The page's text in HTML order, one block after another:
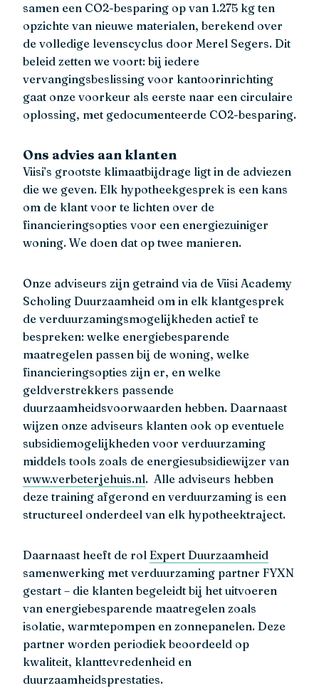
samen een CO2-besparing op van 1.275 kg ten
opzichte van nieuwe materialen, berekend over
de volledige levenscyclus door Merel Segers. Dit
beleid zetten we voort: bij iedere
vervangingsbeslissing voor kantoorinrichting
gaat onze voorkeur als eerste naar een circulaire
oplossing, met gedocumenteerde CO2-besparing.
Ons advies aan klanten
Viisi’s grootste klimaatbijdrage ligt in de adviezen
die we geven. Elk hypotheekgesprek is een kans
om de klant voor te lichten over de
financieringsopties voor een energiezuiniger
woning. We doen dat op twee manieren.
Onze adviseurs zijn getraind via de Viisi Academy
Scholing Duurzaamheid om in elk klantgesprek
de verduurzamingsmogelijkheden actief te
bespreken: welke energiebesparende
maatregelen passen bij de woning, welke
financieringsopties zijn er, en welke
geldverstrekkers passende
duurzaamheidsvoorwaarden hebben. Daarnaast
wijzen onze adviseurs klanten ook op eventuele
subsidiemogelijkheden voor verduurzaming
middels tools zoals de energiesubsidiewijzer van
www.verbeterjehuis.nl. Alle adviseurs hebben
deze training afgerond en verduurzaming is een
structureel onderdeel van elk hypotheektraject.
Daarnaast heeft de rol Expert Duurzaamheid
samenwerking met verduurzaming partner FYXN
gestart – die klanten begeleidt bij het uitvoeren
van energiebesparende maatregelen zoals
isolatie, warmtepompen en zonnepanelen. Deze
partner worden periodiek beoordeeld op
kwaliteit, klanttevredenheid en
duurzaamheidsprestaties.